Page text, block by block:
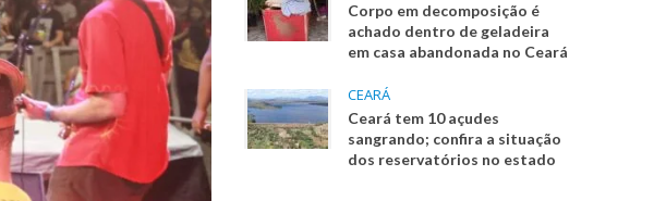
Corpo em decomposição é
achado dentro de geladeira
em casa abandonada no Ceará
CEARÁ
Ceará tem 10 açudes
sangrando; confira a situação
dos reservatórios no estado